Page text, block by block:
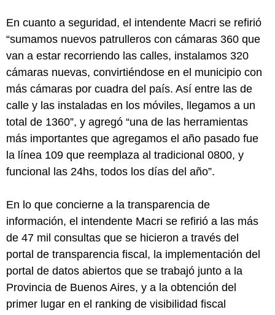
En cuanto a seguridad, el intendente Macri se refirió
“sumamos nuevos patrulleros con cámaras 360 que
van a estar recorriendo las calles, instalamos 320
cámaras nuevas, convirtiéndose en el municipio con
más cámaras por cuadra del país. Así entre las de
calle y las instaladas en los móviles, llegamos a un
total de 1360”, y agregó “una de las herramientas
más importantes que agregamos el año pasado fue
la línea 109 que reemplaza al tradicional 0800, y
funcional las 24hs, todos los días del año”.
En lo que concierne a la transparencia de
información, el intendente Macri se refirió a las más
de 47 mil consultas que se hicieron a través del
portal de transparencia fiscal, la implementación del
portal de datos abiertos que se trabajó junto a la
Provincia de Buenos Aires, y a la obtención del
primer lugar en el ranking de visibilidad fiscal